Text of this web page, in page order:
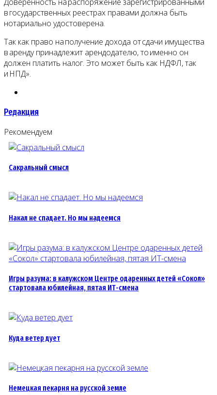
в государственных реестрах правами должна быть
нотариально удостоверена.
Так как право на получение дохода от сдачи имущества
в аренду принадлежит арендодателю, то именно он
должен платить налог. Это может быть как НДФЛ, так
и НПД».
Редакция
Рекомендуем
Сакральный смысл
Накал не спадает. Но мы надеемся
Игры разума: в калужском Центре одаренных детей «Сокол»
стартовала юбилейная, пятая ИТ-смена
Куда ветер дует
Немецкая пекарня на русской земле